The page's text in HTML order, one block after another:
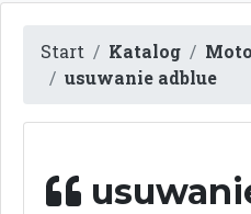
Start Katalog
usuwanie adblue